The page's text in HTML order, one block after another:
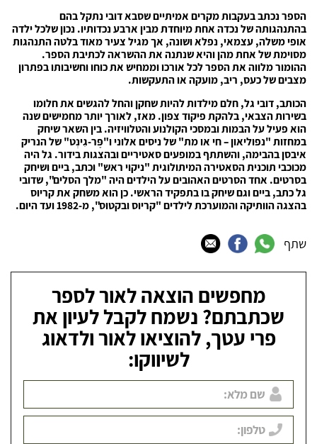
הספר נכתב בעקבות מקרים אמיתיים שסבא דובי נתקל בהם
בהתנהגותה של נכדה אחת מיוחדת מבין ארבע נכדותיו. נכון שלכל ילדה
אופי משלה, עצמאי, נפלא ושונה, אך מגיל צעיר מאוד בלטה התנהגות
מסוימת של אחת מהן והיא שנתנה את ההשראה לכתיבת הספר.
ההומור מלווה את הספר לכל אורכו וממחיש את כוחו וחשיבותו בפתרון
מצבים של כעס, ריב, מועקה או התעקשות.
הכותב, דובי גל, חלם מילדות להיות שחקן והחל להגשים את חלומו
בשירות הצבאי, בלהקת פיקוד צפון. מאז, לאורך יותר מחמישים שנה
הוא פעיל על הבמות ובמסכי הקולנוע והטלוויזיה. בין השאר שיחק
במחזות "נפוליאון – חי או מת" של ניסים אלוני ו"פֶּר-גִינְט" של הנריק
איבסן בהבימה, והשתתף במופעים סאטיריים ובהצגות בידור. גל היה
מכוכבי תוכנית הסאטירה המיתולוגית "ניקוי ראש" וכתב, ביים ושיחק
בסרטים. אחד הסרטים האהובים על הילדים היה "מלך הסלים", שדובי
גל כתב, ביים וגם שיחק בו בתפקיד הראשי. כן הוא משחק את קריוס
בהצגה הוותיקה והמוערכת לילדים "קריוס ובקטוס", מ-1982 ועד היום.
שתף
מחפשים הוצאה לאור לספר
שכתבתם? נשמח לקבל לעיון את
פרי עטך, להוציאו לאור ולדאוג
לשיווקו: